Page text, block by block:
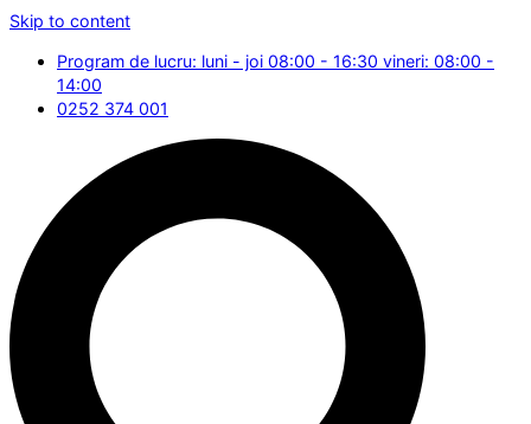
Skip to content
Program de lucru: luni - joi 08:00 - 16:30 vineri: 08:00 -
14:00
0252 374 001